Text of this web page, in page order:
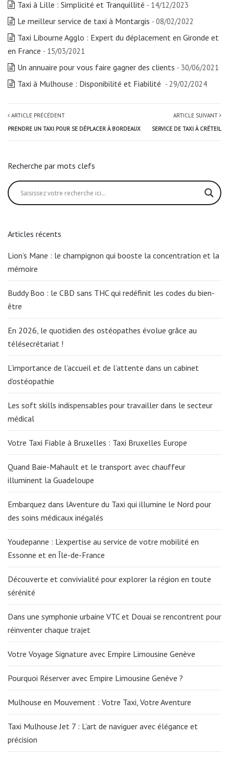
Taxi à Lille : Simplicité et Tranquillité - 14/12/2023
Le meilleur service de taxi à Montargis - 08/02/2022
Taxi Libourne Agglo : Expert du déplacement en Gironde et
en France - 15/03/2021
Un annuaire pour vous faire gagner des clients - 30/06/2021
Taxi à Mulhouse : Disponibilité et Fiabilité - 29/02/2024
ARTICLE PRÉCÉDENT
PRENDRE UN TAXI POUR SE DÉPLACER À BORDEAUX
ARTICLE SUIVANT
SERVICE DE TAXI À CRÉTEIL
Recherche par mots clefs
Articles récents
Lion’s Mane : le champignon qui booste la concentration et la
mémoire
Buddy Boo : le CBD sans THC qui redéfinit les codes du bien-
être
En 2026, le quotidien des ostéopathes évolue grâce au
télésecrétariat !
L’importance de l’accueil et de l’attente dans un cabinet
d’ostéopathie
Les soft skills indispensables pour travailler dans le secteur
médical
Votre Taxi Fiable à Bruxelles : Taxi Bruxelles Europe
Quand Baie-Mahault et le transport avec chauffeur
illuminent la Guadeloupe
Embarquez dans lAventure du Taxi qui illumine le Nord pour
des soins médicaux inégalés
Youdepanne : L’expertise au service de votre mobilité en
Essonne et en Île-de-France
Découverte et convivialité pour explorer la région en toute
sérénité
Dans une symphonie urbaine VTC et Douai se rencontrent pour
réinventer chaque trajet
Votre Voyage Signature avec Empire Limousine Genève
Pourquoi Réserver avec Empire Limousine Genève ?
Mulhouse en Mouvement : Votre Taxi, Votre Aventure
Taxi Mulhouse Jet 7 : L’art de naviguer avec élégance et
précision